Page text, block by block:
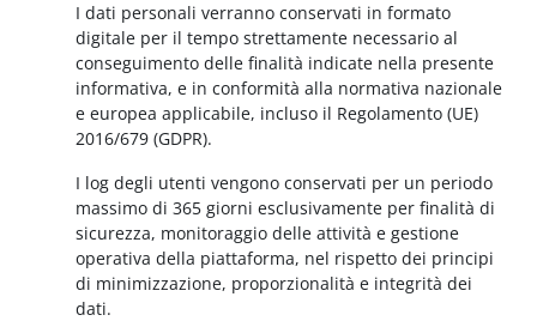
I dati personali verranno conservati in formato
digitale per il tempo strettamente necessario al
conseguimento delle finalità indicate nella presente
informativa, e in conformità alla normativa nazionale
e europea applicabile, incluso il Regolamento (UE)
2016/679 (GDPR).
I log degli utenti vengono conservati per un periodo
massimo di 365 giorni esclusivamente per finalità di
sicurezza, monitoraggio delle attività e gestione
operativa della piattaforma, nel rispetto dei principi
di minimizzazione, proporzionalità e integrità dei
dati.